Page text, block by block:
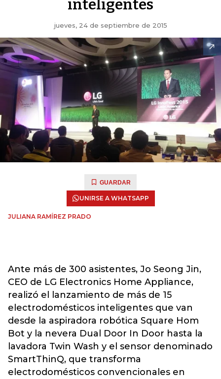
inteligentes
jueves, 24 de septiembre de 2015
GUARDAR
UNIRSE A WHATSAPP
JULIANA RAMÍREZ PRADO
Ante más de 300 asistentes, Jo Seong Jin,
CEO de LG Electronics Home Appliance,
realizó el lanzamiento de más de 15
electrodomésticos inteligentes que van
desde la aspiradora robótica Square Hom
Bot y la nevera Dual Door In Door hasta la
lavadora Twin Wash y el sensor denominado
SmartThinQ, que transforma
electrodomésticos convencionales en